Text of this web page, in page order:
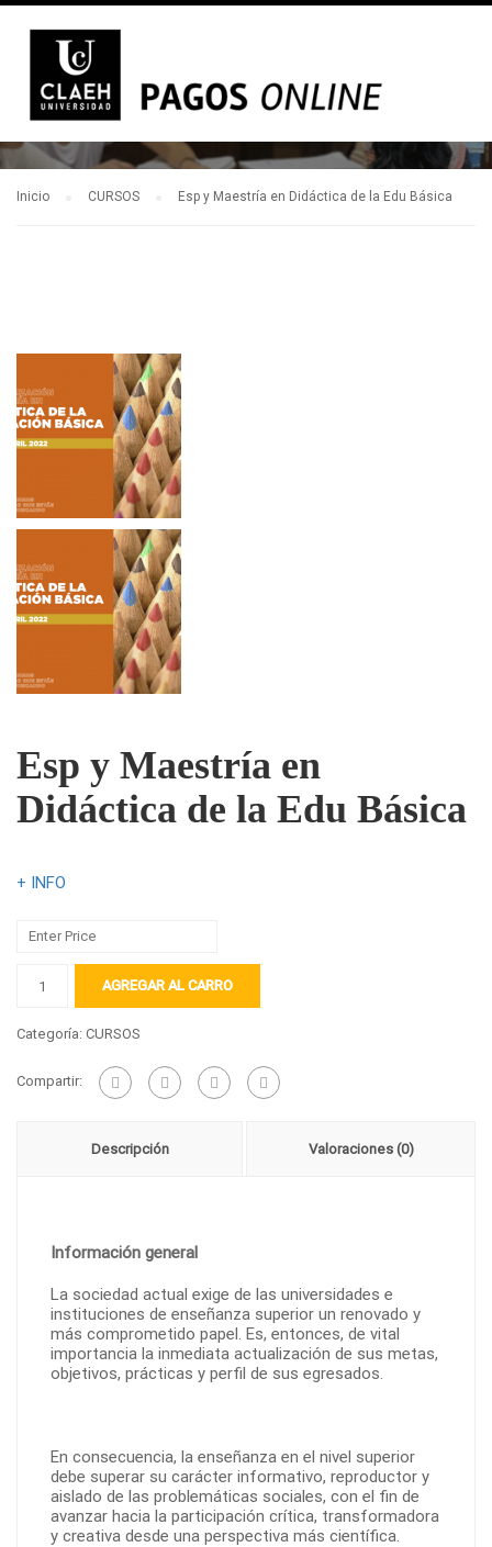
Inicio CURSOS Esp y Maestría en Didáctica de la Edu Básica
Esp y Maestría en
Didáctica de la Edu Básica
+ INFO
en
la
AGREGAR AL CARRO
Categoría: CURSOS
Compartir:
Descripción Valoraciones (0)
Información general
La sociedad actual exige de las universidades e
instituciones de enseñanza superior un renovado y
más comprometido papel. Es, entonces, de vital
importancia la inmediata actualización de sus metas,
objetivos, prácticas y perfil de sus egresados.
En consecuencia, la enseñanza en el nivel superior
debe superar su carácter informativo, reproductor y
aislado de las problemáticas sociales, con el fin de
avanzar hacia la participación crítica, transformadora
y creativa desde una perspectiva más científica.